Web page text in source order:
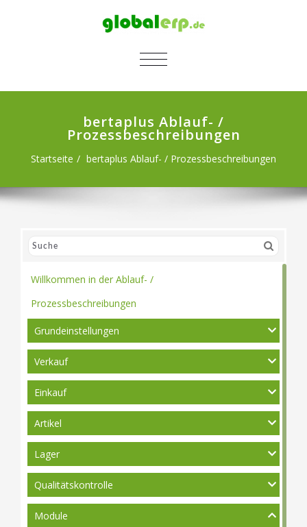
SCHALTE NAVIGATION
bertaplus Ablauf- /
Prozessbeschreibungen
Startseite bertaplus Ablauf- / Prozessbeschreibungen
Willkommen in der Ablauf- /
Prozessbeschreibungen
Grundeinstellungen
Verkauf
Einkauf
Artikel
Lager
Qualitätskontrolle
Module